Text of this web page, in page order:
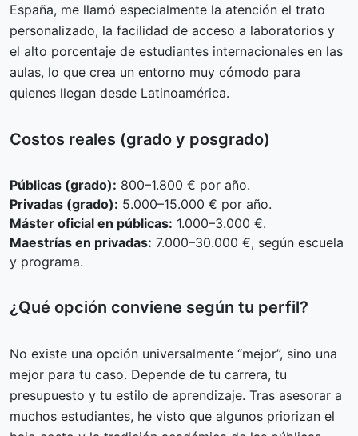
España, me llamó especialmente la atención el trato
personalizado, la facilidad de acceso a laboratorios y
el alto porcentaje de estudiantes internacionales en las
aulas, lo que crea un entorno muy cómodo para
quienes llegan desde Latinoamérica.
Costos reales (grado y posgrado)
Públicas (grado): 800–1.800 € por año.
Privadas (grado): 5.000–15.000 € por año.
Máster oficial en públicas: 1.000–3.000 €.
Maestrías en privadas: 7.000–30.000 €, según escuela
y programa.
¿Qué opción conviene según tu perfil?
No existe una opción universalmente “mejor”, sino una
mejor para tu caso. Depende de tu carrera, tu
presupuesto y tu estilo de aprendizaje. Tras asesorar a
muchos estudiantes, he visto que algunos priorizan el